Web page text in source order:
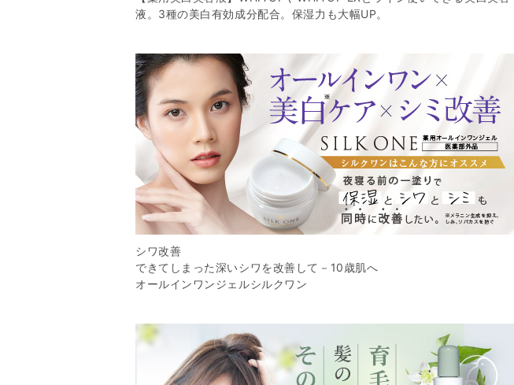
液。3種の美白有効成分配合。保湿力も大幅UP。
シワ改善
できてしまった深いシワを改善して－10歳肌へ
オールインワンジェルシルクワン